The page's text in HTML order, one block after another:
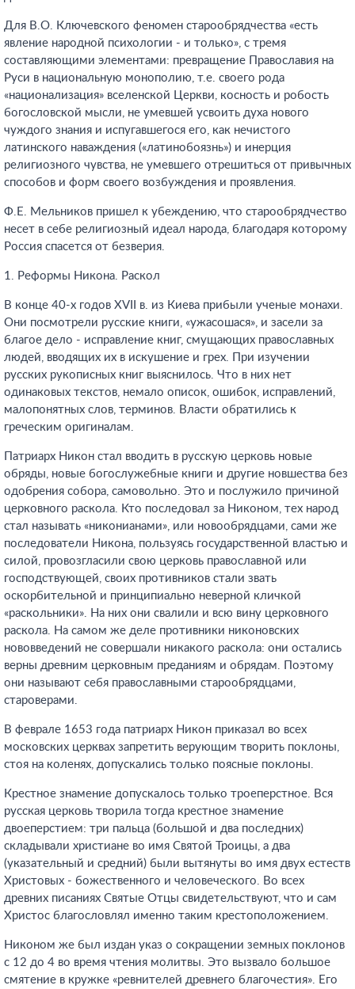
Для В.О. Ключевского феномен старообрядчества «есть
явление народной психологии - и только», с тремя
составляющими элементами: превращение Православия на
Руси в национальную монополию, т.е. своего рода
«национализация» вселенской Церкви, косность и робость
богословской мысли, не умевшей усвоить духа нового
чуждого знания и испугавшегося его, как нечистого
латинского наваждения («латинобоязнь») и инерция
религиозного чувства, не умевшего отрешиться от привычных
способов и форм своего возбуждения и проявления.
Ф.Е. Мельников пришел к убеждению, что старообрядчество
несет в себе религиозный идеал народа, благодаря которому
Россия спасется от безверия.
1. Реформы Никона. Раскол
В конце 40-х годов XVII в. из Киева прибыли ученые монахи.
Они посмотрели русские книги, «ужасошася», и засели за
благое дело - исправление книг, смущающих православных
людей, вводящих их в искушение и грех. При изучении
русских рукописных книг выяснилось. Что в них нет
одинаковых текстов, немало описок, ошибок, исправлений,
малопонятных слов, терминов. Власти обратились к
греческим оригиналам.
Патриарх Никон стал вводить в русскую церковь новые
обряды, новые богослужебные книги и другие новшества без
одобрения собора, самовольно. Это и послужило причиной
церковного раскола. Кто последовал за Никоном, тех народ
стал называть «никонианами», или новообрядцами, сами же
последователи Никона, пользуясь государственной властью и
силой, провозгласили свою церковь православной или
господствующей, своих противников стали звать
оскорбительной и принципиально неверной кличкой
«раскольники». На них они свалили и всю вину церковного
раскола. На самом же деле противники никоновских
нововведений не совершали никакого раскола: они остались
верны древним церковным преданиям и обрядам. Поэтому
они называют себя православными старообрядцами,
староверами.
В феврале 1653 года патриарх Никон приказал во всех
московских церквах запретить верующим творить поклоны,
стоя на коленях, допускались только поясные поклоны.
Крестное знамение допускалось только троеперстное. Вся
русская церковь творила тогда крестное знамение
двоеперстием: три пальца (большой и два последних)
складывали христиане во имя Святой Троицы, а два
(указательный и средний) были вытянуты во имя двух естеств
Христовых - божественного и человеческого. Во всех
древних писаниях Святые Отцы свидетельствуют, что и сам
Христос благословлял именно таким крестоположением.
Никоном же был издан указ о сокращении земных поклонов
с 12 до 4 во время чтения молитвы. Это вызвало большое
смятение в кружке «ревнителей древнего благочестия». Его